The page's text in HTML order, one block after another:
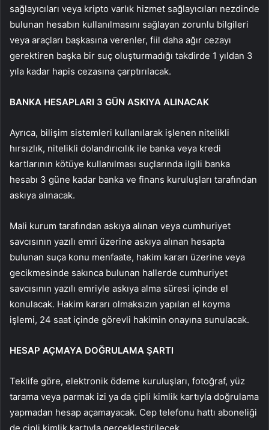
sağlayıcıları veya kripto varlık hizmet sağlayıcıları nezdinde
bulunan hesabın kullanılmasını sağlayan zorunlu bilgileri
veya araçları başkasına verenler, fiil daha ağır cezayı
gerektiren başka bir suç oluşturmadığı takdirde 1 yıldan 3
yıla kadar hapis cezasına çarptırılacak.
BANKA HESAPLARI 3 GÜN ASKIYA ALINACAK
Ayrıca, bilişim sistemleri kullanılarak işlenen nitelikli
hırsızlık, nitelikli dolandırıcılık ile banka veya kredi
kartlarının kötüye kullanılması suçlarında ilgili banka
hesabı 3 güne kadar banka ve finans kuruluşları tarafından
askıya alınacak.
Mali kurum tarafından askıya alınan veya cumhuriyet
savcısının yazılı emri üzerine askıya alınan hesapta
bulunan suça konu menfaate, hakim kararı üzerine veya
gecikmesinde sakınca bulunan hallerde cumhuriyet
savcısının yazılı emriyle askıya alma süresi içinde el
konulacak. Hakim kararı olmaksızın yapılan el koyma
işlemi, 24 saat içinde görevli hakimin onayına sunulacak.
HESAP AÇMAYA DOĞRULAMA ŞARTI
Teklife göre, elektronik ödeme kuruluşları, fotoğraf, yüz
tarama veya parmak izi ya da çipli kimlik kartıyla doğrulama
yapmadan hesap açamayacak. Cep telefonu hattı aboneliği